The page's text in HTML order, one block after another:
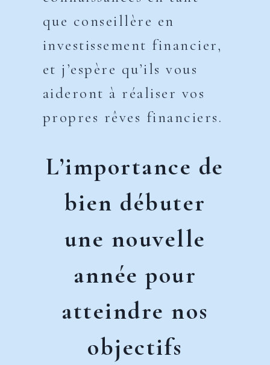
que conseillère en
investissement financier,
et j’espère qu’ils vous
aideront à réaliser vos
propres rêves financiers.
L’importance de
bien débuter
une nouvelle
année pour
atteindre nos
objectifs